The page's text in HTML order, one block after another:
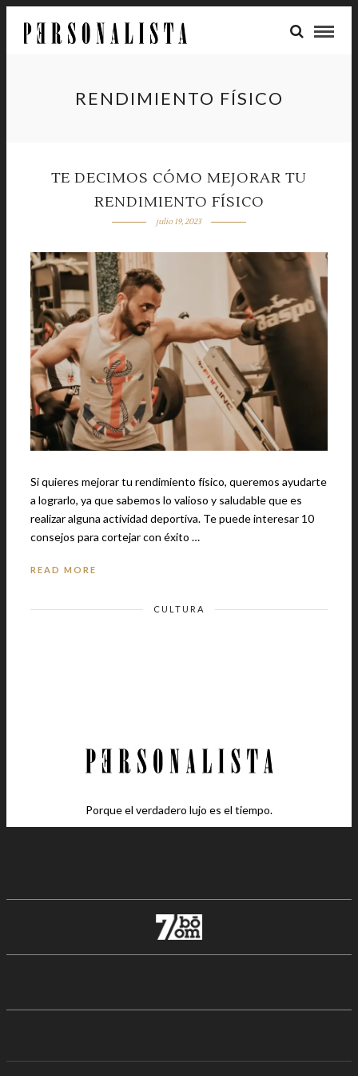
RENDIMIENTO FÍSICO
TE DECIMOS CÓMO MEJORAR TU
RENDIMIENTO FÍSICO
julio 19, 2023
Si quieres mejorar tu rendimiento físico, queremos ayudarte
a lograrlo, ya que sabemos lo valioso y saludable que es
realizar alguna actividad deportiva. Te puede interesar 10
consejos para cortejar con éxito …
READ MORE
CULTURA
Porque el verdadero lujo es el tiempo.